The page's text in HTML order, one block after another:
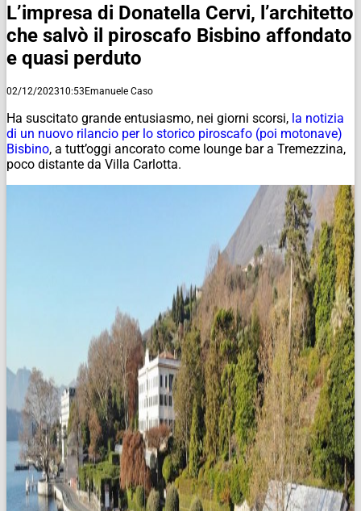
L’impresa di Donatella Cervi, l’architetto
che salvò il piroscafo Bisbino affondato
e quasi perduto
02/12/202310:53Emanuele Caso
Ha suscitato grande entusiasmo, nei giorni scorsi, la notizia
di un nuovo rilancio per lo storico piroscafo (poi motonave)
Bisbino, a tutt’oggi ancorato come lounge bar a Tremezzina,
poco distante da Villa Carlotta.